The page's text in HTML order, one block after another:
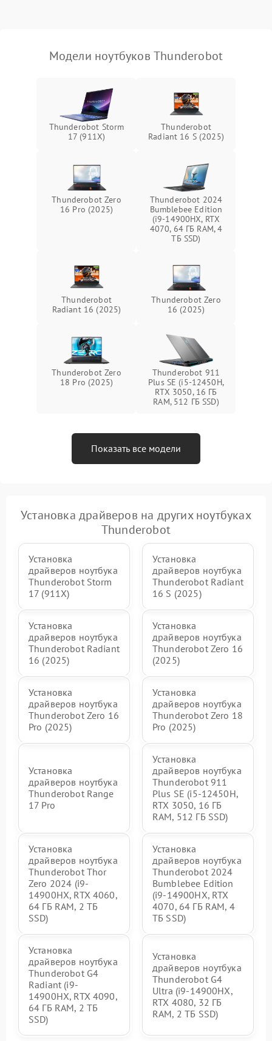
пропадание диска
оперативной памяти:
вылеты приложений,
синие экраны
Подробнее →
Проблемы Wi‑Fi или
Модели ноутбуков Thunderobot
Thunderobot Storm
17 (911X)
Thunderobot
Radiant 16 S (2025)
Thunderobot Zero
16 Pro (2025)
Thunderobot 2024
Bumblebee Edition
(i9-14900HX, RTX
4070, 64 ГБ RAM, 4
ТБ SSD)
Thunderobot
Radiant 16 (2025)
Thunderobot Zero
16 (2025)
Thunderobot Zero
18 Pro (2025)
Thunderobot 911
Plus SE (i5-12450H,
RTX 3050, 16 ГБ
RAM, 512 ГБ SSD)
Показать все модели
Установка драйверов на других ноутбуках
Thunderobot
Установка
драйверов ноутбука
Thunderobot Storm
17 (911X)
Установка
драйверов ноутбука
Thunderobot Radiant
16 S (2025)
Установка
драйверов ноутбука
Thunderobot Radiant
16 (2025)
Установка
драйверов ноутбука
Thunderobot Zero 16
(2025)
Установка
драйверов ноутбука
Thunderobot Zero 16
Pro (2025)
Установка
драйверов ноутбука
Thunderobot Zero 18
Pro (2025)
Установка
драйверов ноутбука
Thunderobot Range
17 Pro
Установка
драйверов ноутбука
Thunderobot 911
Plus SE (i5-12450H,
RTX 3050, 16 ГБ
RAM, 512 ГБ SSD)
Установка
драйверов ноутбука
Thunderobot Thor
Zero 2024 (i9-
14900HX, RTX 4060,
64 ГБ RAM, 2 ТБ
SSD)
Установка
драйверов ноутбука
Thunderobot 2024
Bumblebee Edition
(i9-14900HX, RTX
4070, 64 ГБ RAM, 4
ТБ SSD)
Установка
драйверов ноутбука
Thunderobot G4
Radiant (i9-
14900HX, RTX 4090,
64 ГБ RAM, 2 ТБ
SSD)
Установка
драйверов ноутбука
Thunderobot G4
Ultra (i9-14900HX,
RTX 4080, 32 ГБ
RAM, 2 ТБ SSD)